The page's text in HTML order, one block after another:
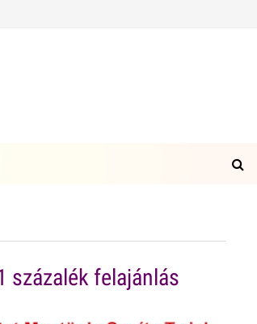
százalék felajánlás